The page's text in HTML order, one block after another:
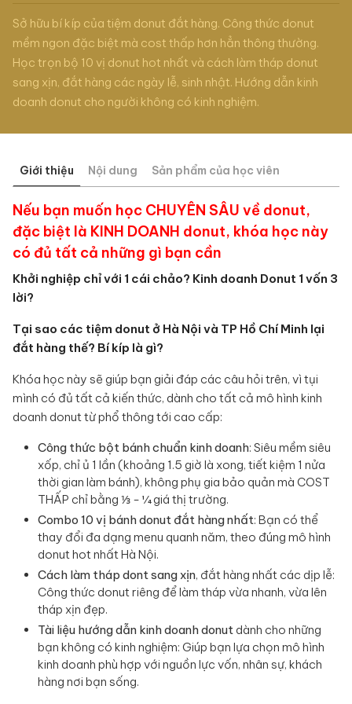
Sở hữu bí kíp của tiệm donut đắt hàng. Công thức donut
mềm ngon đặc biệt mà cost thấp hơn hẳn thông thường.
Học trọn bộ 10 vị donut hot nhất và cách làm tháp donut
sang xịn, đắt hàng các ngày lễ, sinh nhật. Hướng dẫn kinh
doanh donut cho người không có kinh nghiệm.
Giới thiệu Nội dung Sản phẩm của học viên
Nếu bạn muốn học CHUYÊN SÂU về donut,
đặc biệt là KINH DOANH donut, khóa học này
có đủ tất cả những gì bạn cần
Khởi nghiệp chỉ với 1 cái chảo? Kinh doanh Donut 1 vốn 3
lời?
Tại sao các tiệm donut ở Hà Nội và TP Hồ Chí Minh lại
đắt hàng thế? Bí kíp là gì?
Khóa học này sẽ giúp bạn giải đáp các câu hỏi trên, vì tụi
mình có đủ tất cả kiến thức, dành cho tất cả mô hình kinh
doanh donut từ phổ thông tới cao cấp:
Công thức bột bánh chuẩn kinh doanh: Siêu mềm siêu
xốp, chỉ ủ 1 lần (khoảng 1.5 giờ là xong, tiết kiệm 1 nửa
thời gian làm bánh), không phụ gia bảo quản mà COST
THẤP chỉ bằng ⅓ - ¼ giá thị trường.
Combo 10 vị bánh donut đắt hàng nhất: Bạn có thể
thay đổi đa dạng menu quanh năm, theo đúng mô hình
donut hot nhất Hà Nội.
Cách làm tháp dont sang xịn, đắt hàng nhất các dịp lễ:
Công thức donut riêng để làm tháp vừa nhanh, vừa lên
tháp xịn đẹp.
Tài liệu hướng dẫn kinh doanh donut dành cho những
bạn không có kinh nghiệm: Giúp bạn lựa chọn mô hình
kinh doanh phù hợp với nguồn lực vốn, nhân sự, khách
hàng nơi bạn sống.